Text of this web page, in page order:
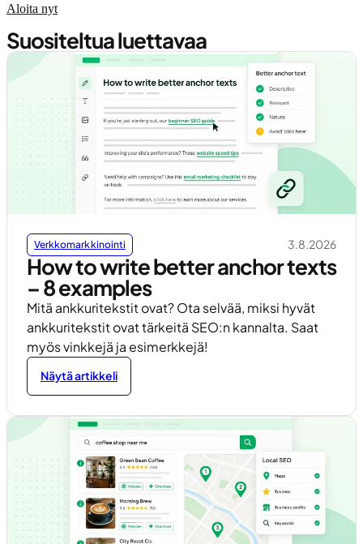
Aloita nyt
Suositeltua luettavaa
Verkkomarkkinointi 3.8.2026
How to write better anchor texts
– 8 examples
Mitä ankkuritekstit ovat? Ota selvää, miksi hyvät
ankkuritekstit ovat tärkeitä SEO:n kannalta. Saat
myös vinkkejä ja esimerkkejä!
Näytä artikkeli